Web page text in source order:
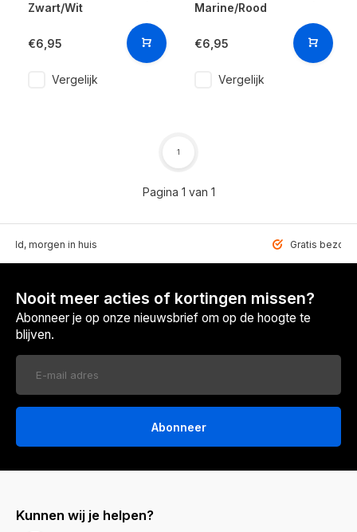
Zwart/Wit
€6,95
Vergelijk
Marine/Rood
€6,95
Vergelijk
Pagina 1 van 1
1
morgen in huis Gratis
Nooit meer acties of kortingen missen?
Abonneer je op onze nieuwsbrief om op de hoogte te
blijven.
Abonneer
Kunnen wij je helpen?